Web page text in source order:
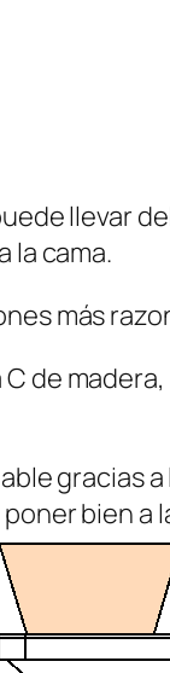
llevar
la cama.
más
de
gracias
bien a